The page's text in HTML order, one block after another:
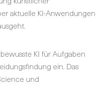
aktuelle KI-Anwendungen
KI für Aufgaben
ein. Das
und